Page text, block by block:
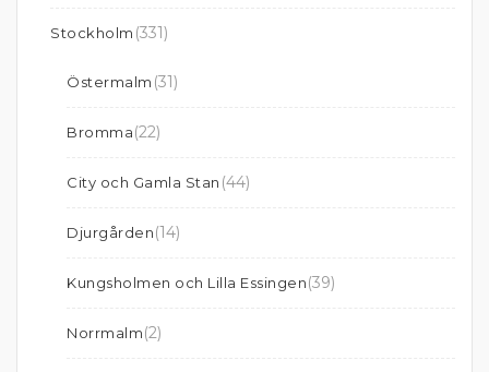
Stockholm (331)
Östermalm (31)
Bromma(22)
City och Gamla Stan (44)
Djurgården(14)
Kungsholmen och Lilla Essingen(39)
Norrmalm(2)